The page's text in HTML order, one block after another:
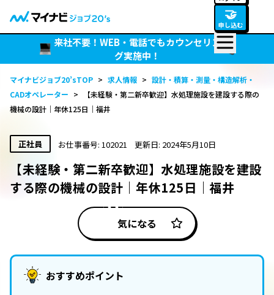
🤝
申し込む
来社不要！WEB・電話でもカウンセリン
グ実施中！
マイナビジョブ20’sTOP > 求人情報 > 設計・積算・測量・構造解析・
CADオペレーター >
【未経験・第二新卒歓迎】水処理施設を建設する際の
機械の設計｜年休125日｜福井
正社員 お仕事番号: 102021 更新日: 2024年5月10日
【未経験・第二新卒歓迎】水処理施設を建設
する際の機械の設計｜年休125日｜福井
気になる
おすすめポイント